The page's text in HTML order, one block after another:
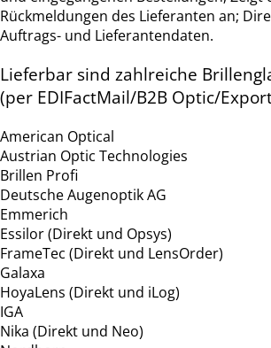
Rückmeldungen des Lieferanten an;
Auftrags- und Lieferantendaten.
Lieferbar sind zahlreiche
(per EDIFactMail/B2B Optic/
American Optical
Austrian Optic Technologies
Brillen Profi
Deutsche Augenoptik AG
Emmerich
Essilor (Direkt und Opsys)
FrameTec (Direkt und LensOrder)
Galaxa
HoyaLens (Direkt und iLog)
IGA
Nika (Direkt und Neo)